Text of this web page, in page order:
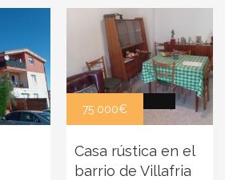
75 000€
Casa rústica en el
barrio de Villafria